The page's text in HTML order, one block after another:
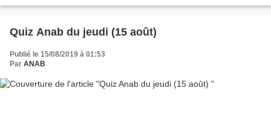
Quiz Anab du jeudi (15 août)
Publié le 15/08/2019 à 01:53
Par ANAB